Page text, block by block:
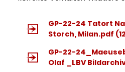
GP-22-24 Tatort
Storch, Milan.pdf
GP-22-
Olaf _LBV